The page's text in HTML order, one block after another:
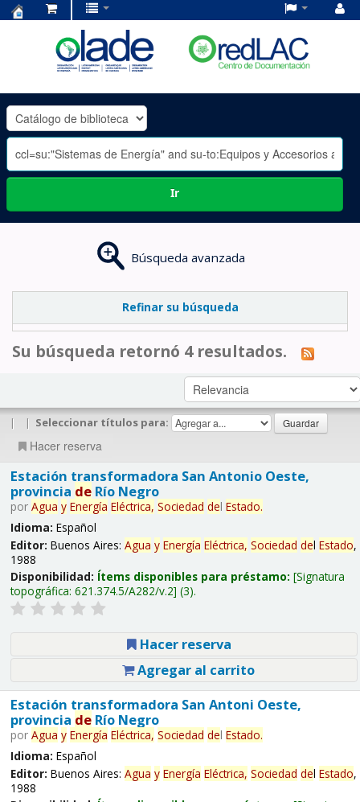
OLADE
-
Ir
Búsqueda avanzada
Refinar su búsqueda
Su búsqueda retornó 4 resultados.
| | Seleccionar títulos para:
Hacer reserva
Estación transformadora San Antonio Oeste,
provincia deRío Negro
por Agua y Energía Eléctrica, Sociedad del Estado.
Idioma: Español
Editor: Buenos Aires: Agua y Energía Eléctrica, Sociedad del Estado,
1988
Disponibilidad: Ítems disponibles para préstamo: Signatura
topográfica: 621.374.5/A282/v.2 (3).
Hacer reserva
Agregar al carrito
Estación transformadora San Antoni Oeste,
provincia deRío Negro
por Agua y Energía Eléctrica, Sociedad del Estado.
Idioma: Español
Editor: Buenos Aires: Agua y Energía Eléctrica, Sociedad del Estado,
1988